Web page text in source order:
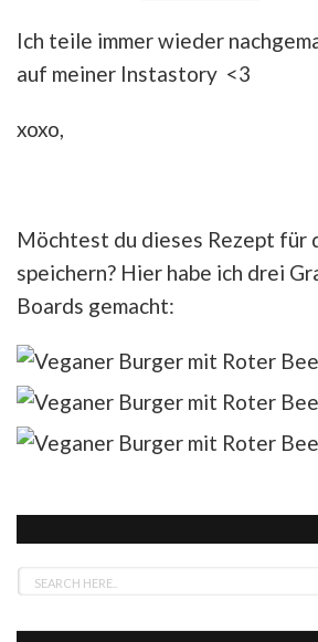
Ich teile immer wieder
auf meiner Instastory <3
xoxo,
Möchtest du dieses Rezept für
speichern? Hier habe ich drei
Boards gemacht: